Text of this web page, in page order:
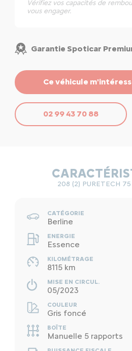
Vérifiez vos capacités de
vous engager.
Garantie Spoticar
Ce véhicule
02 99 43 70 88
208 (2) PURETECH 75
CATÉGORIE
Berline
ENERGIE
Essence
KILOMÉTRAGE
8115 km
MISE EN CIRCUL.
05/2023
COULEUR
Gris foncé
BOÎTE
Manuelle 5 rapports